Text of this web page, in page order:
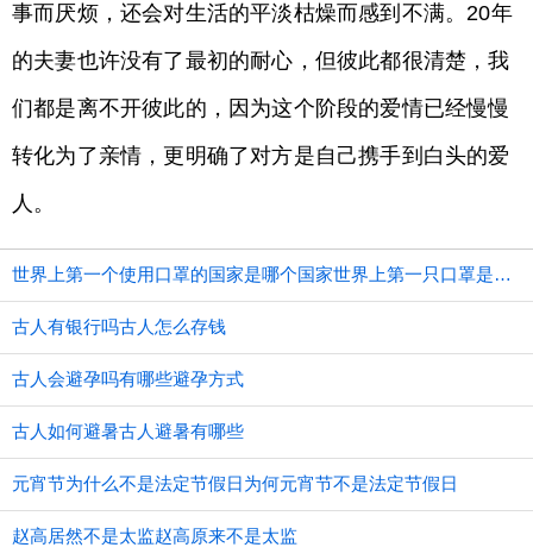
事而厌烦，还会对生活的平淡枯燥而感到不满。20年
的夫妻也许没有了最初的耐心，但彼此都很清楚，我
们都是离不开彼此的，因为这个阶段的爱情已经慢慢
转化为了亲情，更明确了对方是自己携手到白头的爱
人。
世界上第一个使用口罩的国家是哪个国家世界上第一只口罩是谁发明的
古人有银行吗古人怎么存钱
古人会避孕吗有哪些避孕方式
古人如何避暑古人避暑有哪些
元宵节为什么不是法定节假日为何元宵节不是法定节假日
赵高居然不是太监赵高原来不是太监